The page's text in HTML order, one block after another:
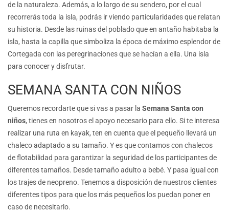
de la naturaleza. Además, a lo largo de su sendero, por el cual
recorrerás toda la isla, podrás ir viendo particularidades que relatan
su historia. Desde las ruinas del poblado que en antaño habitaba la
isla, hasta la capilla que simboliza la época de máximo esplendor de
Cortegada con las peregrinaciones que se hacían a ella. Una isla
para conocer y disfrutar.
SEMANA SANTA CON NIÑOS
Queremos recordarte que si vas a pasar la Semana Santa con
niños, tienes en nosotros el apoyo necesario para ello. Si te interesa
realizar una ruta en kayak, ten en cuenta que el pequeño llevará un
chaleco adaptado a su tamaño. Y es que contamos con chalecos
de flotabilidad para garantizar la seguridad de los participantes de
diferentes tamaños. Desde tamaño adulto a bebé. Y pasa igual con
los trajes de neopreno. Tenemos a disposición de nuestros clientes
diferentes tipos para que los más pequeños los puedan poner en
caso de necesitarlo.